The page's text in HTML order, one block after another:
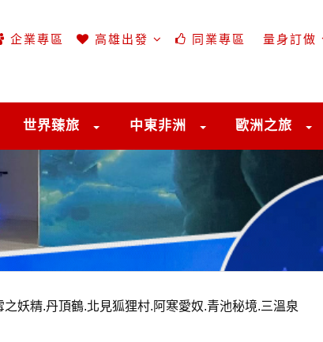
企業專區 高雄出發 同業專區 量身訂做
世界臻旅 中東非洲 歐洲之旅
妖精.丹頂鶴.北見狐狸村.阿寒愛奴.青池秘境.三溫泉